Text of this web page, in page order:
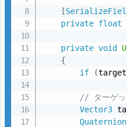
e
を
使
用
る
方
法
条件チェックの追加
target
null
コメントの追加
/// <summary>
/// ターゲット
/// </summary>
/// <returns>
private
{
Vector2
float
return
[
private float
private void
{
if
(
// ターゲッ
Vector3
Quaternion